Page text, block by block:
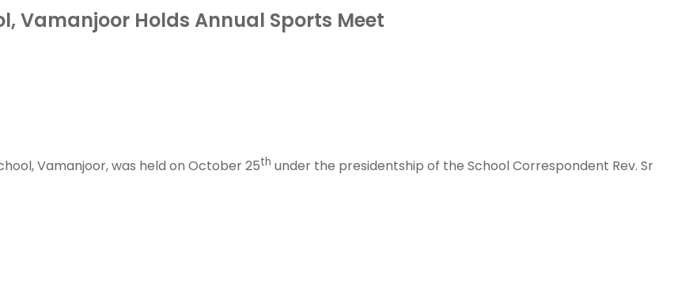
Vamanjoor Holds Annual Sports Meet
Vamanjoor, was held on October 25th under the presidentship of the School Correspondent Rev. Sr